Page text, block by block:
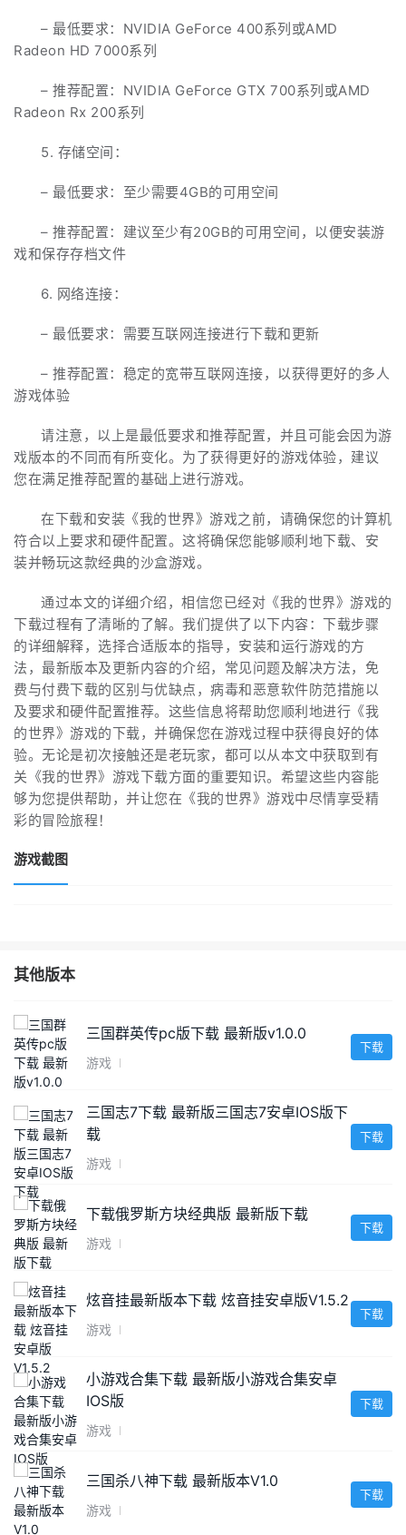
– 最低要求：NVIDIA GeForce 400系列或AMD
Radeon HD 7000系列
– 推荐配置：NVIDIA GeForce GTX 700系列或AMD
Radeon Rx 200系列
5. 存储空间：
– 最低要求：至少需要4GB的可用空间
– 推荐配置：建议至少有20GB的可用空间，以便安装游
戏和保存存档文件
6. 网络连接：
– 最低要求：需要互联网连接进行下载和更新
– 推荐配置：稳定的宽带互联网连接，以获得更好的多人
游戏体验
请注意，以上是最低要求和推荐配置，并且可能会因为游
戏版本的不同而有所变化。为了获得更好的游戏体验，建议
您在满足推荐配置的基础上进行游戏。
在下载和安装《我的世界》游戏之前，请确保您的计算机
符合以上要求和硬件配置。这将确保您能够顺利地下载、安
装并畅玩这款经典的沙盒游戏。
通过本文的详细介绍，相信您已经对《我的世界》游戏的
下载过程有了清晰的了解。我们提供了以下内容：下载步骤
的详细解释，选择合适版本的指导，安装和运行游戏的方
法，最新版本及更新内容的介绍，常见问题及解决方法，免
费与付费下载的区别与优缺点，病毒和恶意软件防范措施以
及要求和硬件配置推荐。这些信息将帮助您顺利地进行《我
的世界》游戏的下载，并确保您在游戏过程中获得良好的体
验。无论是初次接触还是老玩家，都可以从本文中获取到有
关《我的世界》游戏下载方面的重要知识。希望这些内容能
够为您提供帮助，并让您在《我的世界》游戏中尽情享受精
彩的冒险旅程！
游戏截图
其他版本
三国群英传pc版下载 最新版v1.0.0
游戏
下载
三国志7下载 最新版三国志7安卓IOS版下
载
游戏
下载
下载俄罗斯方块经典版 最新版下载
游戏
下载
炫音挂最新版本下载 炫音挂安卓版V1.5.2
游戏
下载
小游戏合集下载 最新版小游戏合集安卓
IOS版
游戏
下载
三国杀八神下载 最新版本V1.0
游戏
下载